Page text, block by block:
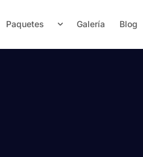
Paquetes Galería Blog